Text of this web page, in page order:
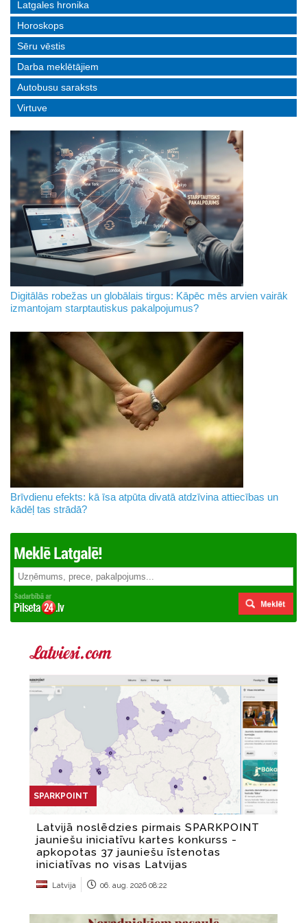
Latgales hronika
Horoskops
Sēru vēstis
Darba meklētājiem
Autobusu saraksts
Virtuve
Digitālās robežas un globālais tirgus: Kāpēc mēs arvien vairāk
izmantojam starptautiskus pakalpojumus?
Brīvdienu efekts: kā īsa atpūta divatā atdzīvina attiecības un
kādēļ tas strādā?